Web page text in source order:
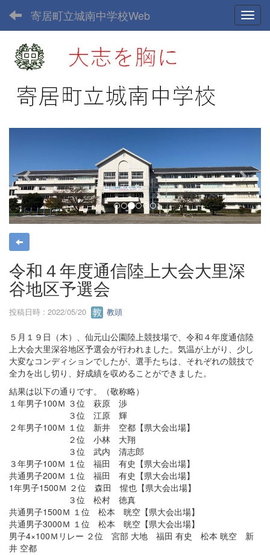
寄居町立城南中学校Web
e
v
i
o
u
s
x
t
令和４年度通信陸上大会大里深
谷地区予選会
投稿日時 : 2022/05/20 教頭
５月１９日（木）、仙元山公園陸上競技場で、令和４年度通信陸
上大会大里深谷地区予選会が行われました。気温が上がり、少し
大変なコンディションでしたが、選手たちは、それぞれの競技で
全力を出し切り、好成績を収めることができました。
結果は以下の通りです。（敬称略）
１年男子100Ｍ ３位 萩原 渉
３位 江原 輝
２年男子100Ｍ １位 新井 空都【県大会出場】
２位 小林 大翔
３位 武内 清志郎
３年男子100Ｍ １位 福田 有史【県大会出場】
共通男子200Ｍ １位 福田 有史【県大会出場】
1年男子1500Ｍ ２位 森田 惺也【県大会出場】
３位 松村 徳真
共通男子1500Ｍ １位 松本 晄空【県大会出場】
共通男子3000Ｍ １位 松本 晄空【県大会出場】
男子4×100Ｍリレー ２位 宮部 大地 福田 有史 松本 晄空 新
井 空都